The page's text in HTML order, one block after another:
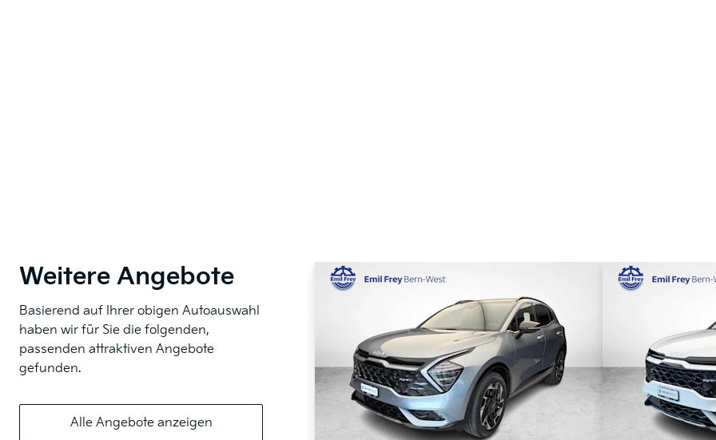
Weitere Angebote
Basierend auf Ihrer obigen Autoauswahl
haben wir für Sie die folgenden,
passenden attraktiven Angebote
gefunden.
Alle Angebote anzeigen